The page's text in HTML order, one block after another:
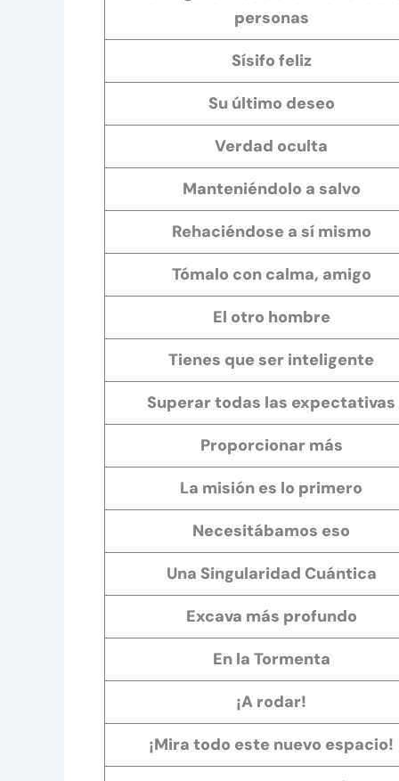
personas
Sísifo feliz
Su último deseo
Verdad oculta
Manteniéndolo a salvo
Rehaciéndose a sí mismo
Tómalo con calma, amigo
El otro hombre
Tienes que ser inteligente
Superar todas las expectativas
Proporcionar más
La misión es lo primero
Necesitábamos eso
Una Singularidad Cuántica
Excava más profundo
En la Tormenta
¡A rodar!
¡Mira todo este nuevo espacio!